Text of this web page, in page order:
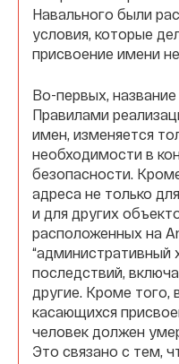
Навального были
условия, которые
присвоение имени
Во-первых,
Правилами
имен, изменяется
необходимости в
безопасности.
адреса не только
и для других
расположенных на
“административный
последствий,
другие. Кроме того,
касающихся
человек должен
Это связано с тем,